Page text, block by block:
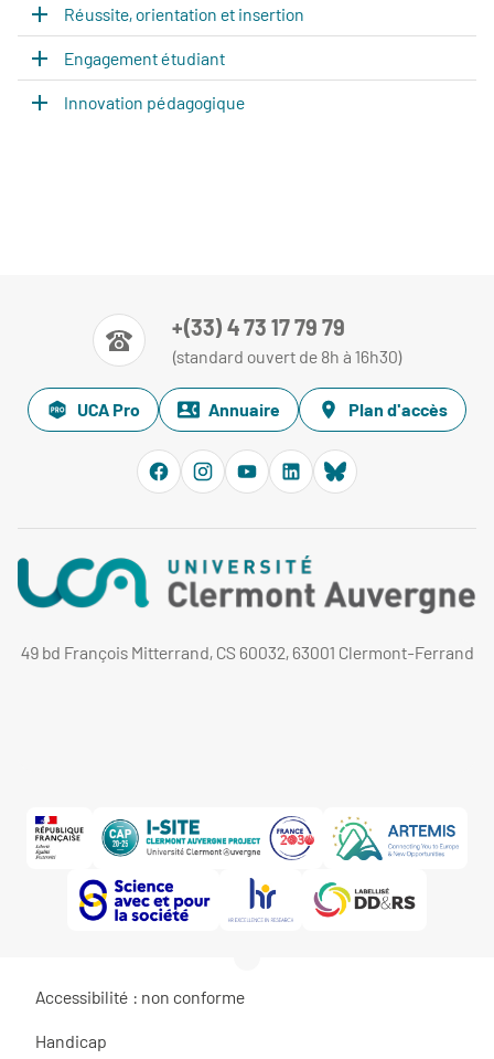
Réussite, orientation et insertion
Engagement étudiant
Innovation pédagogique
+(33) 4 73 17 79 79
(standard ouvert de 8h à 16h30)
UCA Pro Annuaire Plan d'accès
49 bd François Mitterrand, CS 60032, 63001 Clermont-Ferrand
Accessibilité : non conforme
Handicap